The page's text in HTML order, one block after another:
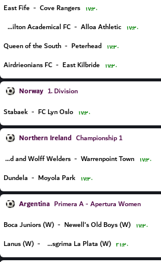
East Fife - Cove Rangers ۱۷:۳۰
Hamilton Academical FC - Alloa Athletic ۱۷:۳۰
Queen of the South - Peterhead ۱۷:۳۰
Airdrieonians FC - East Kilbride ۱۷:۳۰
Norway 1. Division
Stabaek - FC Lyn Oslo ۱۷:۳۰
Northern Ireland Championship 1
Harland and Wolff Welders - Warrenpoint Town ۱۷:۳۰
Dundela - Moyola Park ۱۷:۳۰
Argentina Primera A - Apertura Women
Boca Juniors (W) - Newell's Old Boys (W) ۱۷:۳۰
Lanus (W) - Gimnasia Y Esgrima La Plata (W) ۲۱:۳۰